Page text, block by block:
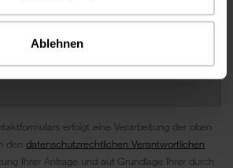
Ablehnen
erfolgt eine Verarbeitung der oben
den datenschutzrechtlichen Verantwortlichen
Ihrer Anfrage und auf Grundlage Ihrer durch